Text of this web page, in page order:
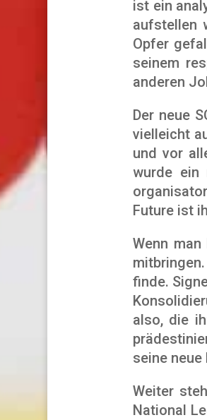
ist ein
aufstellen
Opfer
seinem
anderen
Der neue
vielleicht
und vor
wurde ein
Future ist
Wenn
finde.
also, die
seine neue
Weiter
National